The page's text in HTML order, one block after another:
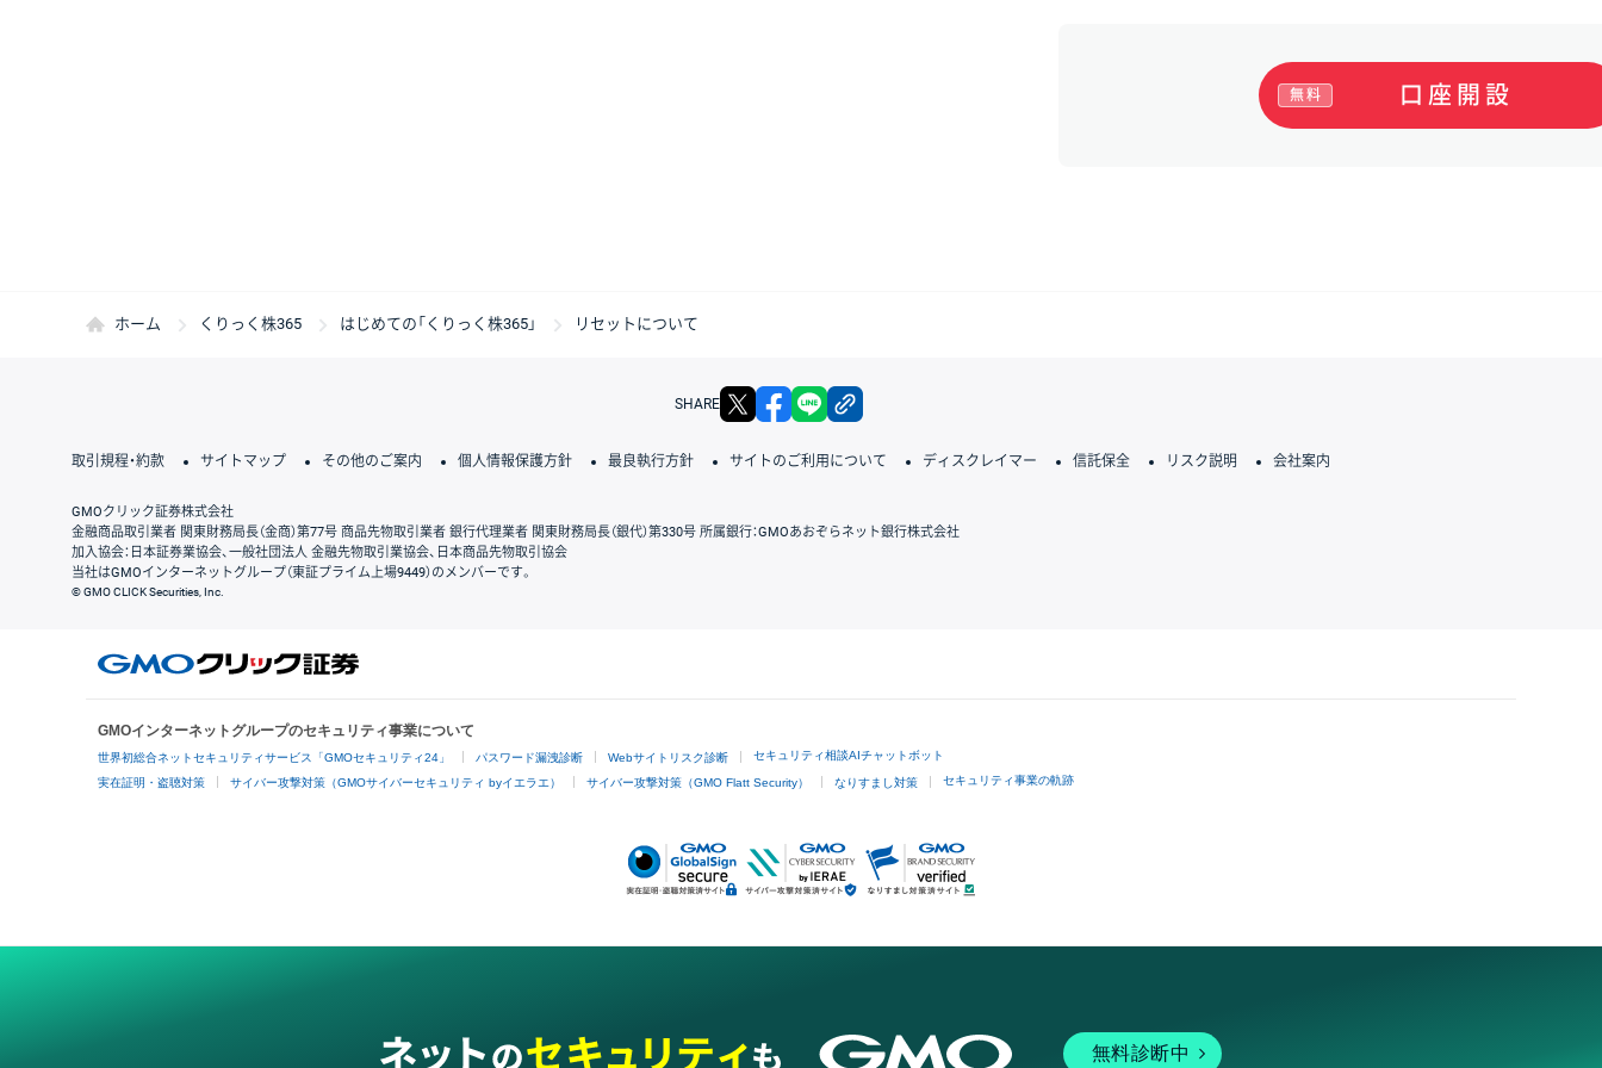
口座開設
無料
ホーム くりっく株365 はじめての「くりっく株365」 リセットについて
SHARE X facebook
取引規程・約款 サイトマップ その他のご案内 個人情報保護方針 最良執行方針 サイトのご利用について ディスクレイマー 信託保全 リスク説明 会社案内
GMOクリック証券株式会社
金融商品取引業者 関東財務局長（金商）第77号 商品先物取引業者 銀行代理業者 関東財務局長（銀代）第330号 所属銀行：GMOあおぞらネット銀行株式会社
加入協会：日本証券業協会、一般社団法人 金融先物取引業協会、日本商品先物取引協会
当社はGMOインターネットグループ（東証プライム上場9449）のメンバーです。
© GMO CLICK Securities, Inc.
GMOインターネットグループのセキュリティ事業について
世界初総合ネットセキュリティサービス「GMOセキュリティ24」 パスワード漏洩診断 Webサイトリスク診断 セキュリティ相談AIチャットボット
実在証明・盗聴対策 サイバー攻撃対策（GMOサイバーセキュリティ byイエラエ） サイバー攻撃対策（GMO Flatt Security） なりすまし対策 セキュリティ事業の軌跡
無料診断中